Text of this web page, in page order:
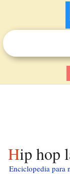
Hip
Enciclopedia para